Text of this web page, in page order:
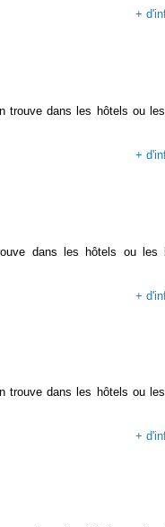
+
trouve dans les hôtels ou
+
dans les hôtels ou
+
trouve dans les hôtels ou
+